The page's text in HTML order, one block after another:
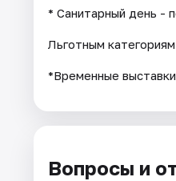
* Санитарный день -
Льготным
*Временные
Вопросы и